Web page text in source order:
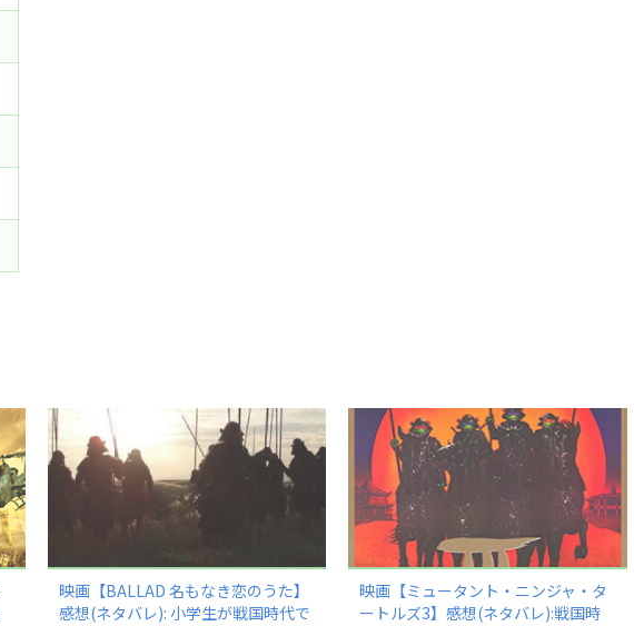
映画【BALLAD 名もなき恋のうた】
感想(ネタバレ): 小学生が戦国時代で
映画【ミュータント・ニンジャ・タ
ートルズ3】感想(ネタバレ):戦国時